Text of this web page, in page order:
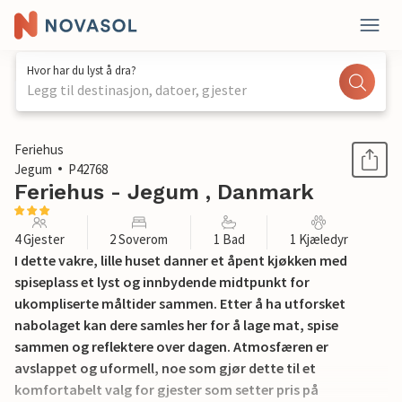
Hvor har du lyst å dra?
Legg til destinasjon, datoer, gjester
1 / 12
Feriehus
Jegum
P42768
Feriehus - Jegum , Danmark
4 Gjester 2 Soverom 1 Bad 1 Kjæledyr
I dette vakre, lille huset danner et åpent kjøkken med
spiseplass et lyst og innbydende midtpunkt for
ukompliserte måltider sammen. Etter å ha utforsket
nabolaget kan dere samles her for å lage mat, spise
sammen og reflektere over dagen. Atmosfæren er
avslappet og uformell, noe som gjør dette til et
komfortabelt valg for gjester som setter pris på